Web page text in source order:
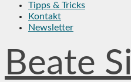
Tipps & Tricks
Kontakt
Newsletter
Beate